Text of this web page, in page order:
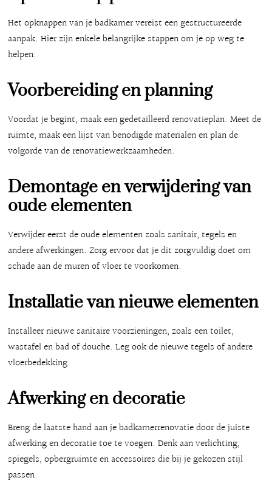
Het opknappen van je badkamer vereist een gestructureerde
aanpak. Hier zijn enkele belangrijke stappen om je op weg te
helpen:
Voorbereiding en planning
Voordat je begint, maak een gedetailleerd renovatieplan. Meet de
ruimte, maak een lijst van benodigde materialen en plan de
volgorde van de renovatiewerkzaamheden.
Demontage en verwijdering van
oude elementen
Verwijder eerst de oude elementen zoals sanitair, tegels en
andere afwerkingen. Zorg ervoor dat je dit zorgvuldig doet om
schade aan de muren of vloer te voorkomen.
Installatie van nieuwe elementen
Installeer nieuwe sanitaire voorzieningen, zoals een toilet,
wastafel en bad of douche. Leg ook de nieuwe tegels of andere
vloerbedekking.
Afwerking en decoratie
Breng de laatste hand aan je badkamerrenovatie door de juiste
afwerking en decoratie toe te voegen. Denk aan verlichting,
spiegels, opbergruimte en accessoires die bij je gekozen stijl
passen.